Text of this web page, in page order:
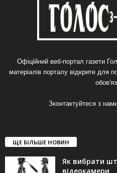
Офіційний веб-портал газети
матеріалів порталу відкрите для
Зконтактуйтеся з
ЩЕ БІЛЬШЕ НОВИН
Як вибрати
відеокамери